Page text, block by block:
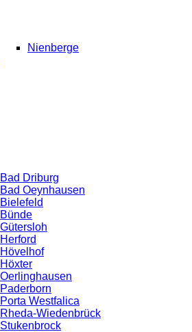
Nienberge
Bad Driburg
Bad Oeynhausen
Bielefeld
Bünde
Gütersloh
Herford
Hövelhof
Höxter
Oerlinghausen
Paderborn
Porta Westfalica
Rheda-Wiedenbrück
Stukenbrock